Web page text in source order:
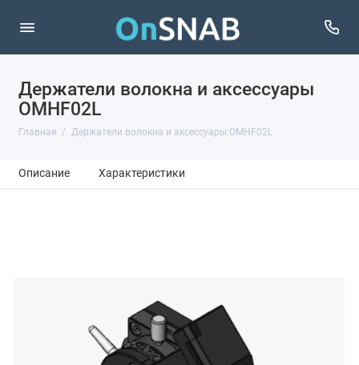
Держатели волокна и аксессуары
OMHF02L
Главная Держатели волокна и аксессуары OMHF02L
Описание Характеристики